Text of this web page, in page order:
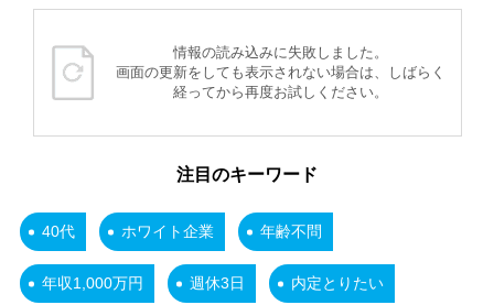
情報の読み込みに失敗しました。
画面の更新をしても表示されない場合は、しばらく
経ってから再度お試しください。
注目のキーワード
40代 ホワイト企業 年齢不問
年収1,000万円 週休3日 内定とりたい